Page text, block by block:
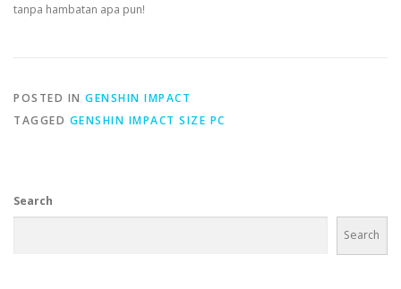
tanpa hambatan apa pun!
POSTED IN GENSHIN IMPACT
TAGGED GENSHIN IMPACT SIZE PC
Search
Search